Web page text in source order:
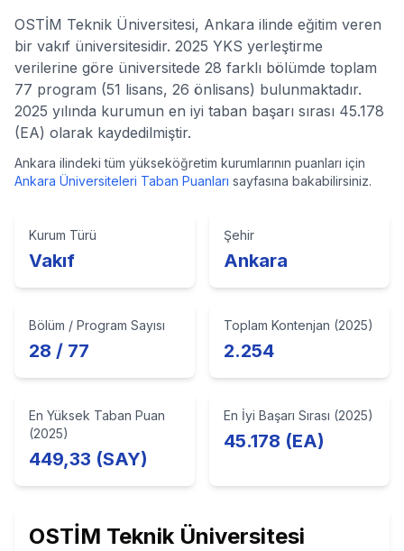
OSTİM Teknik Üniversitesi, Ankara ilinde eğitim veren
bir vakıf üniversitesidir. 2025 YKS yerleştirme
verilerine göre üniversitede 28 farklı bölümde toplam
77 program (51 lisans, 26 önlisans) bulunmaktadır.
2025 yılında kurumun en iyi taban başarı sırası 45.178
(EA) olarak kaydedilmiştir.
Ankara ilindeki tüm yükseköğretim kurumlarının puanları için
Ankara Üniversiteleri Taban Puanları sayfasına bakabilirsiniz.
Kurum Türü
Vakıf
Şehir
Ankara
Bölüm / Program Sayısı
28 / 77
Toplam Kontenjan (2025)
2.254
En Yüksek Taban Puan
(2025)
449,33 (SAY)
En İyi Başarı Sırası (2025)
45.178 (EA)
OSTİM Teknik Üniversitesi